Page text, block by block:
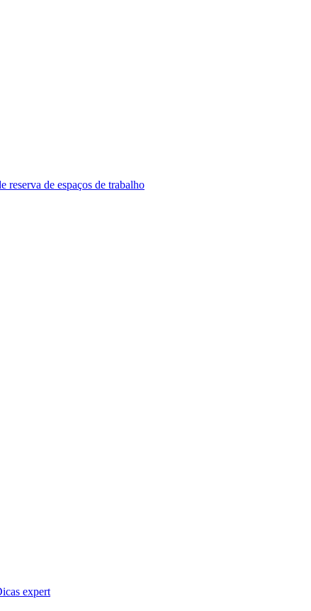
reserva de espaços de trabalho
expert